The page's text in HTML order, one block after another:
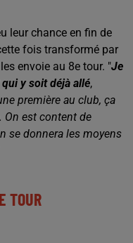
leur chance en fin de
fois transformé par
envoie au 8e tour. "Je
y soit déjà allé,
première au club, ça
On est content de
se donnera les moyens
TOUR